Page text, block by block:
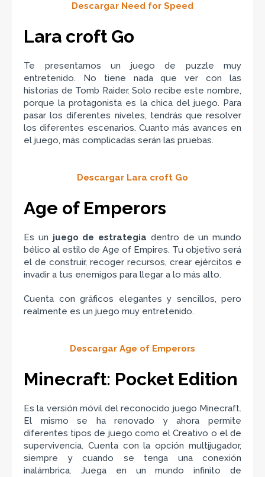
Descargar Need for Speed
Lara croft Go
Te presentamos un juego de puzzle muy
entretenido. No tiene nada que ver con las
historias de Tomb Raider. Solo recibe este nombre,
porque la protagonista es la chica del juego. Para
pasar los diferentes niveles, tendrás que resolver
los diferentes escenarios. Cuanto más avances en
el juego, más complicadas serán las pruebas.
Descargar Lara croft Go
Age of Emperors
Es un juego de estrategia dentro de un mundo
bélico al estilo de Age of Empires. Tu objetivo será
el de construir, recoger recursos, crear ejércitos e
invadir a tus enemigos para llegar a lo más alto.
Cuenta con gráficos elegantes y sencillos, pero
realmente es un juego muy entretenido.
Descargar Age of Emperors
Minecraft: Pocket Edition
Es la versión móvil del reconocido juego Minecraft.
El mismo se ha renovado y ahora permite
diferentes tipos de juego como el Creativo o el de
supervivencia. Cuenta con la opción multijugador,
siempre y cuando se tenga una conexión
inalámbrica. Juega en un mundo infinito de